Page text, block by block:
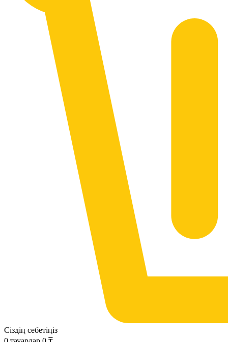
Сіздің себетіңіз